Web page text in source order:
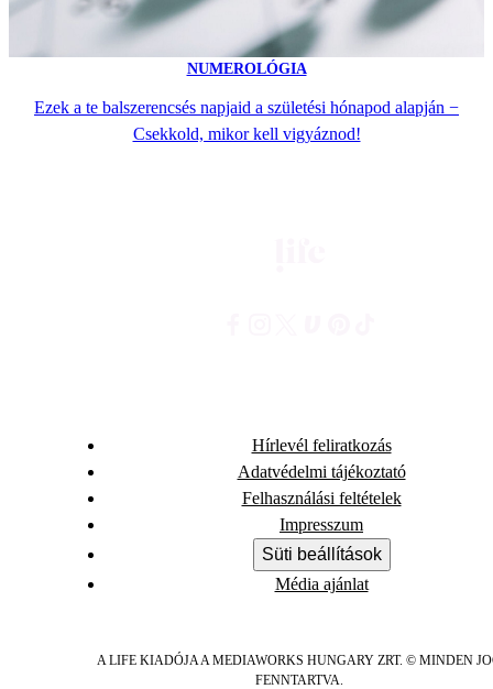
NUMEROLÓGIA
Ezek a te balszerencsés napjaid a születési hónapod alapján −
Csekkold, mikor kell vigyáznod!
Hírlevél feliratkozás
Adatvédelmi tájékoztató
Felhasználási feltételek
Impresszum
Süti beállítások
Média ajánlat
A LIFE KIADÓJA A MEDIAWORKS HUNGARY ZRT. © MINDEN
FENNTARTVA.